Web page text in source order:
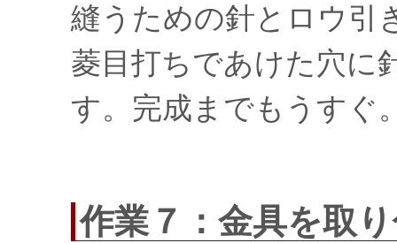
縫うための針とロウ引
菱目打ちであけた穴に
す。完成までもうすぐ
作業７：金具を取